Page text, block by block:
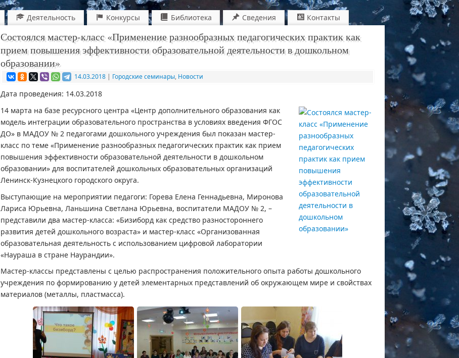
Деятельность Конкурсы Библиотека Сведения Контакты
Состоялся мастер-класс «Применение разнообразных педагогических практик как
прием повышения эффективности образовательной деятельности в дошкольном
образовании»
14.03.2018 | Городские семинары, Новости
Дата проведения: 14.03.2018
14 марта на базе ресурсного центра «Центр дополнительного образования как
модель интеграции образовательного пространства в условиях введения ФГОС
ДО» в МАДОУ № 2 педагогами дошкольного учреждения был показан мастер-
класс по теме «Применение разнообразных педагогических практик как прием
повышения эффективности образовательной деятельности в дошкольном
образовании» для воспитателей дошкольных образовательных организаций
Ленинск-Кузнецкого городского округа.
Выступающие на мероприятии педагоги: Горева Елена Геннадьевна, Миронова
Лариса Юрьевна, Ланьшина Светлана Юрьевна, воспитатели МАДОУ № 2, –
представили два мастер-класса: «Бизиборд как средство разностороннего
развития детей дошкольного возраста» и мастер-класс «Организованная
образовательная деятельность с использованием цифровой лаборатории
«Наураша в стране Наурандии».
Мастер-классы представлены с целью распространения положительного опыта работы дошкольного
учреждения по формированию у детей элементарных представлений об окружающем мире и свойствах
материалов (металлы, пластмасса).